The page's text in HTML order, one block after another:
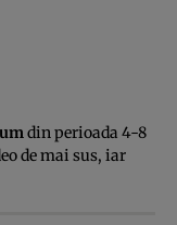
din perioada 4-8
de mai sus, iar